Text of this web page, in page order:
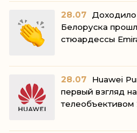
28.07
Белоруска
28.07
Huawei
первый взгляд